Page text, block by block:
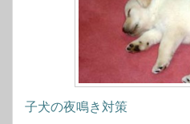
子犬の夜鳴き対策